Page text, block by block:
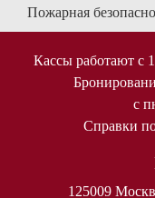
Пожарная
Кассы работают с
с
Справки
125009